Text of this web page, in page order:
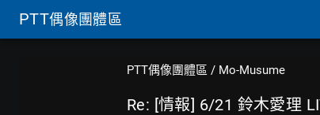
PTT偶像團體區
PTT偶像團體區 / Mo-Musume
Re: [情報] 6/21 鈴木愛理